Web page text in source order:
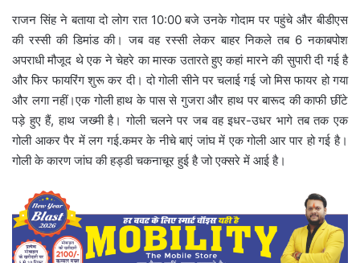
राजन सिंह ने बताया दो लोग रात 10:00 बजे उनके गोदाम पर पहुंचे और बीडीएस
की रस्सी की डिमांड की। जब वह रस्सी लेकर बाहर निकले तब 6 नकाबपोश
अपराधी मौजूद थे एक ने चेहरे का मास्क उतारते हुए कहां मारने की सुपारी दी गई है
और फिर फायरिंग शुरू कर दी। दो गोली सीने पर चलाई गई जो मिस फायर हो गया
और लगा नहीं।एक गोली हाथ के पास से गुजरा और हाथ पर बारूद की काफी छींटे
पड़े हुए हैं, हाथ जख्मी है। गोली चलने पर जब वह इधर-उधर भागे तब तक एक
गोली आकर पैर में लग गई.कमर के नीचे बाएं जांघ में एक गोली आर पार हो गई है।
गोली के कारण जांघ की हड्डी चकनाचूर हुई है जो एक्सरे में आई है।